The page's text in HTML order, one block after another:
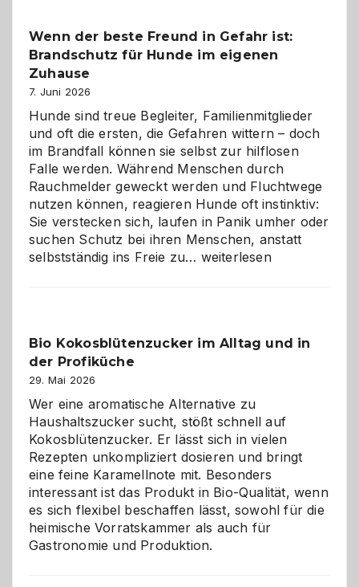
und
herzlich
Wenn der beste Freund in Gefahr ist:
Brandschutz für Hunde im eigenen
Zuhause
7. Juni 2026
Hunde sind treue Begleiter, Familienmitglieder
und oft die ersten, die Gefahren wittern – doch
im Brandfall können sie selbst zur hilflosen
Falle werden. Während Menschen durch
Rauchmelder geweckt werden und Fluchtwege
nutzen können, reagieren Hunde oft instinktiv:
Sie verstecken sich, laufen in Panik umher oder
suchen Schutz bei ihren Menschen, anstatt
selbstständig ins Freie zu… Wenn
Gefahr
für
Hunde
im
eigenen
Zuhause
weiterlesen
Bio Kokosblütenzucker im Alltag und in
der Profiküche
29. Mai 2026
Wer eine aromatische Alternative zu
Haushaltszucker sucht, stößt schnell auf
Kokosblütenzucker. Er lässt sich in vielen
Rezepten unkompliziert dosieren und bringt
eine feine Karamellnote mit. Besonders
interessant ist das Produkt in Bio-Qualität, wenn
es sich flexibel beschaffen lässt, sowohl für die
heimische Vorratskammer als auch für
Gastronomie und Produktion.